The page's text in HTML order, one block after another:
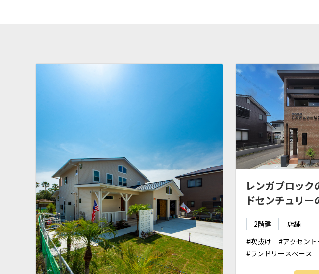
レンガブロッ
ドセンチュリー
2階建
店舗
吹抜け
アクセント
ランドリースペース